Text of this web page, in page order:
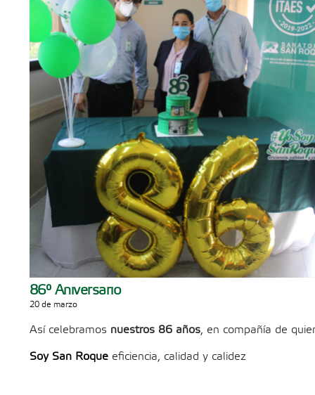
86° Aniversario
20 de marzo
Así celebramos nuestros 86 años, en compañía de
Soy San Roqueeficiencia, calidad y calidez